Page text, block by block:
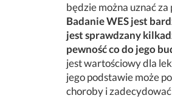
będzie można uznać
Badanie WES jest
jest sprawdzany
pewność co do jego
jest wartościowy dla
jego podstawie może
choroby i